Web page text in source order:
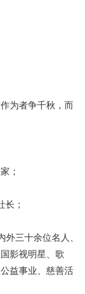
为者争千秋，而
；
长；
三十余位名人、
影视明星、歌
益事业、慈善活